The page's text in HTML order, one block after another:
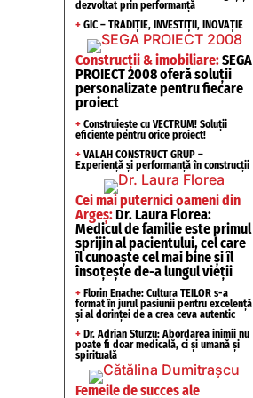
dezvoltat prin performanță
+ GIC – TRADIȚIE, INVESTIȚII, INOVAȚIE
Construcții & imobiliare:SEGA
PROIECT 2008 oferă soluții
personalizate pentru fiecare
proiect
+ Construiește cu VECTRUM! Soluții
eficiente pentru orice proiect!
+ VALAH CONSTRUCT GRUP –
Experiență și performanță în construcții
Cei mai puternici oameni din
Argeș:Dr. Laura Florea:
Medicul de familie este primul
sprijin al pacientului, cel care
îl cunoaște cel mai bine și îl
însoțește de-a lungul vieții
+ Florin Enache: Cultura TEILOR s-a
format în jurul pasiunii pentru excelență
și al dorinței de a crea ceva autentic
+ Dr. Adrian Sturzu: Abordarea inimii nu
poate fi doar medicală, ci și umană și
spirituală
Femeile de succes ale